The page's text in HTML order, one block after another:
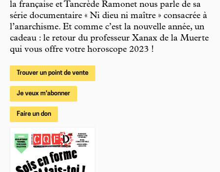
la française et Tancrède Ramonet nous parle de sa
série documentaire « Ni dieu ni maître » consacrée à
l’anarchisme. Et comme c’est la nouvelle année, un
cadeau : le retour du professeur Xanax de la Muerte
qui vous offre votre horoscope 2023 !
Trouver un point de vente
Je veux m'abonner
Faire un don